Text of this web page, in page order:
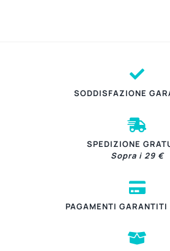
SODDISFAZIONE
SPEDIZIONE
Sopra i 29 €
PAGAMENTI GARANTITI